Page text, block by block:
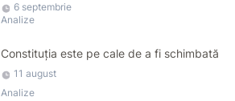
Transnistria
6 septembrie
Analize
Constituția este pe cale de a fi schimbată
11 august
Analize